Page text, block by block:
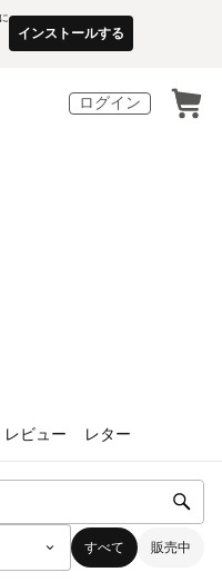
インストールする
ログイン
レビュー レター
すべて 販売中